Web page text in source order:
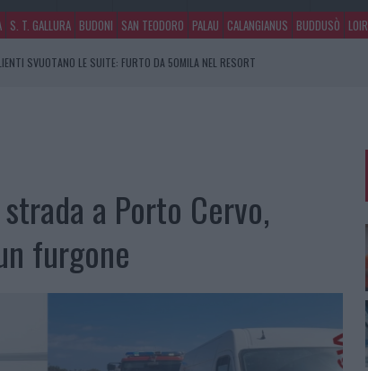
S. T. GALLURA BUDONI SAN TEODORO PALAU CALANGIANUS BUDDUSÒ
SVUOTANO LE SUITE: FURTO DA 50MILA NEL RESORT
a Porto Cervo,
furgone